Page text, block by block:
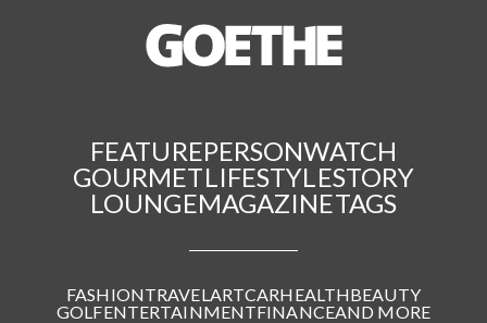
FEATUREPERSONWATCH
GOURMETLIFESTYLESTORY
LOUNGEMAGAZINETAGS
FASHIONTRAVEL ARTCARHEALTHBEAUTY
GOLFENTERTAINMENTFINANCEAND MORE